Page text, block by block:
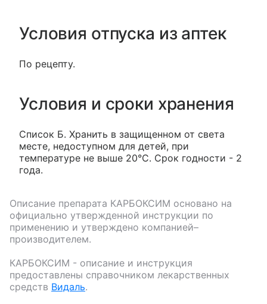
Условия отпуска из аптек
По рецепту.
Условия и сроки хранения
Список Б. Хранить в защищенном от света
месте, недоступном для детей, при
температуре не выше 20°С. Срок годности - 2
года.
Описание препарата КАРБОКСИМ основано на
официально утвержденной инструкции по
применению и утверждено компанией–
производителем.
КАРБОКСИМ - описание и инструкция
предоставлены справочником лекарственных
средств Видаль.